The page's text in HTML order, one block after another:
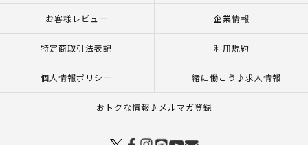
お客様レビュー 企業情報
特定商取引法表記 利用規約
個人情報ポリシー 一緒に働こう♪求人情報
おトクな情報♪メルマガ登録